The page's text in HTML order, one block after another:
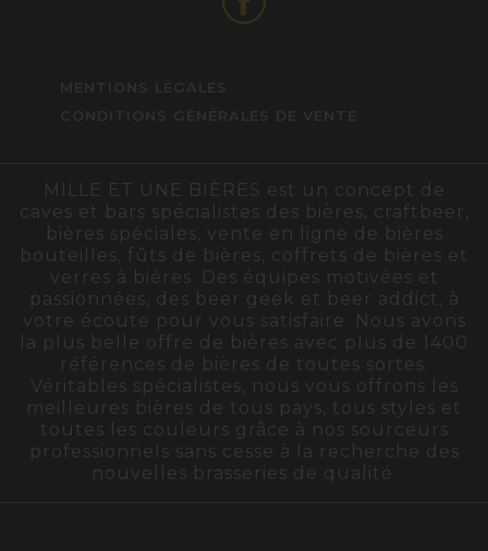
MILLE ET UNE BIÈRES est un concept de
caves et bars spécialistes des bières, craftbeer,
bières spéciales, vente en ligne de bières
bouteilles, fûts de bières, coffrets de bières et
verres à bières. Des équipes motivées et
passionnées, des beer geek et beer addict, à
votre écoute pour vous satisfaire. Nous avons
la plus belle offre de bières avec plus de 1400
références de bières de toutes sortes.
Véritables spécialistes, nous vous offrons les
meilleures bières de tous pays, tous styles et
toutes les couleurs grâce à nos sourceurs
professionnels sans cesse à la recherche des
nouvelles brasseries de qualité.